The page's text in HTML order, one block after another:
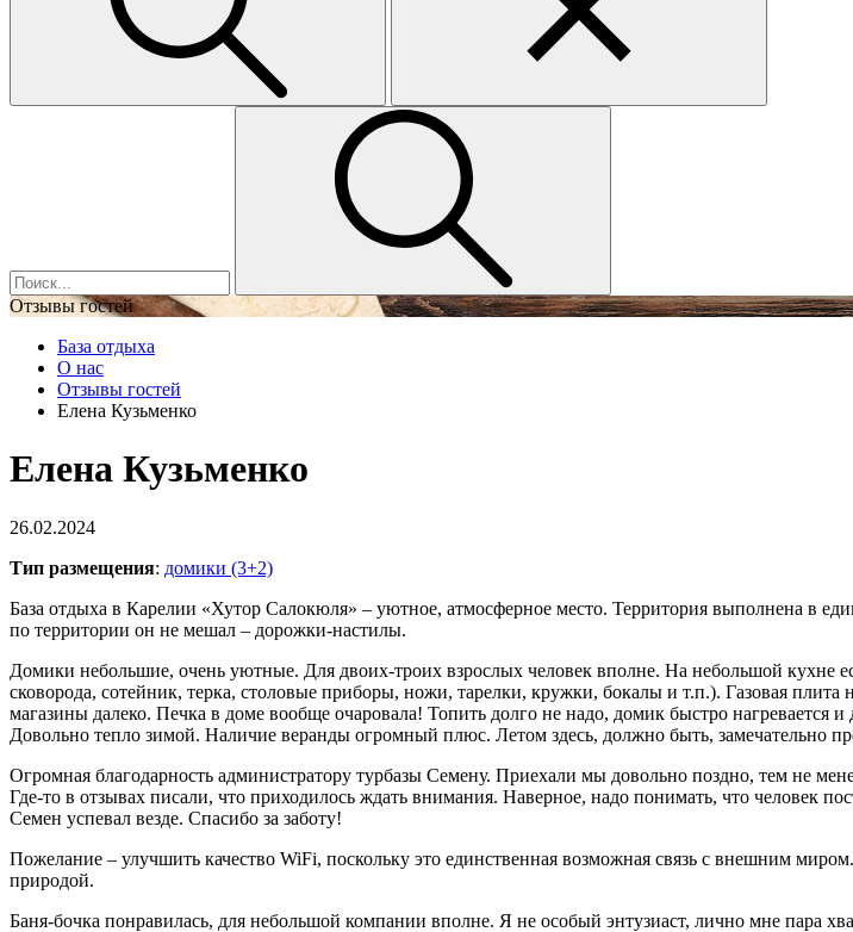
Отзывы гостей
База отдыха
О нас
Отзывы гостей
Елена Кузьменко
Елена Кузьменко
26.02.2024
Тип размещения: домики (3+2)
База отдыха в Карелии «Хутор Салокюля» – уютное, атмосферное место. Территория выполнена в
по территории он не мешал – дорожки-настилы.
Домики небольшие, очень уютные. Для двоих-троих взрослых человек вполне. На небольшой кухне
сковорода, сотейник, терка, столовые приборы, ножи, тарелки, кружки, бокалы и т.п.). Газовая
магазины далеко. Печка в доме вообще очаровала! Топить долго не надо, домик быстро нагревается
Довольно тепло зимой. Наличие веранды огромный плюс. Летом здесь, должно быть, замечательно
Огромная благодарность администратору турбазы Семену. Приехали мы довольно поздно, тем не
Где-то в отзывах писали, что приходилось ждать внимания. Наверное, надо понимать, что человек
Семен успевал везде. Спасибо за заботу!
Пожелание – улучшить качество WiFi, поскольку это единственная возможная связь с внешним
природой.
Баня-бочка понравилась, для небольшой компании вполне. Я не особый энтузиаст, лично мне пара